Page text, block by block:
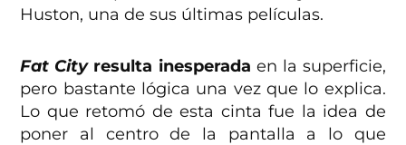
Huston, una de sus últimas películas.
Fat Cityresulta inesperada en la superficie,
pero bastante lógica una vez que lo explica.
Lo que retomó de esta cinta fue la idea de
poner al centro de la pantalla a lo que